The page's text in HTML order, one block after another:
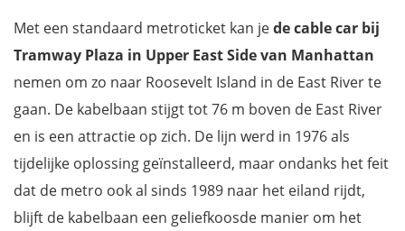
Met een standaard metroticket kan jede cable car bij
Tramway Plaza in Upper East Side van Manhattan
nemen om zo naar Roosevelt Island in de East River te
gaan. De kabelbaan stijgt tot 76 m boven de East River
en is een attractie op zich. De lijn werd in 1976 als
tijdelijke oplossing geïnstalleerd, maar ondanks het feit
dat de metro ook al sinds 1989 naar het eiland rijdt,
blijft de kabelbaan een geliefkoosde manier om het